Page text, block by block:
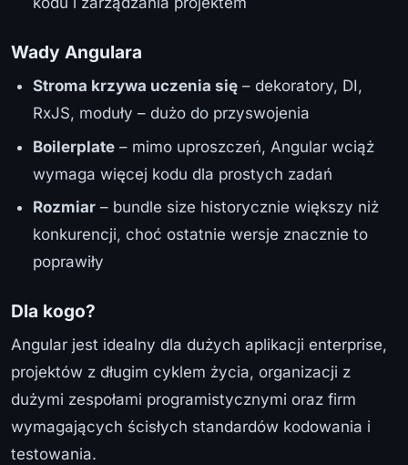
Wady Angulara
Stroma krzywa uczenia się – dekoratory, DI,
RxJS, moduły – dużo do przyswojenia
Boilerplate – mimo uproszczeń, Angular wciąż
wymaga więcej kodu dla prostych zadań
Rozmiar – bundle size historycznie większy niż
konkurencji, choć ostatnie wersje znacznie to
poprawiły
Dla kogo?
Angular jest idealny dla dużych aplikacji enterprise,
projektów z długim cyklem życia, organizacji z
dużymi zespołami programistycznymi oraz firm
wymagających ścisłych standardów kodowania i
testowania.